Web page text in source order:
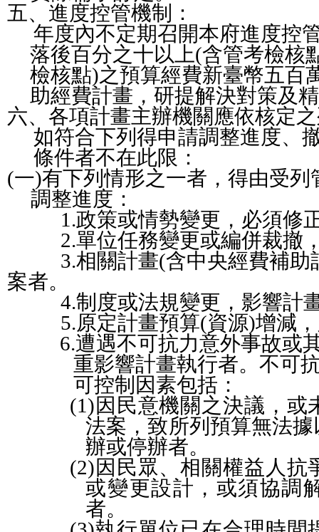
五、進度控管機制：
年度內不定期召開本府進度控
落後百分之十以上(含管考檢核
檢核點)之預算經費新臺幣五百
助經費計畫，研提解決對策及
六、各項計畫主辦機關應依核定
如符合下列得申請調整進度、
條件者不在此限：
(一)有下列情形之一者，得由受列
調整進度：
1.政策或情勢變更，必須修
2.單位任務變更或編併裁撤
3.相關計畫(含中央經費補助
案者。
4.制度或法規變更，影響計
5.原定計畫預算(資源)增減
6.遭遇不可抗力意外事故或
重影響計畫執行者。不可
可控制因素包括：
(1)因民意機關之決議，或
法案，致所列預算無法
辦或停辦者。
(2)因民眾、相關權益人抗
或變更設計，或須協調
者。